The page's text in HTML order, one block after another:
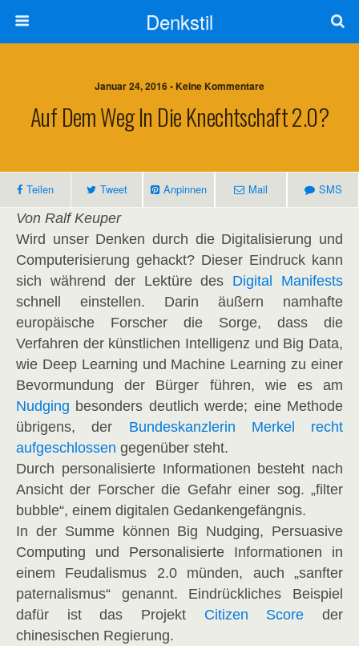
Denkstil
Januar 24, 2016 • Keine Kommentare
Auf Dem Weg In Die Knechtschaft 2.0?
Teilen Tweet Anpinnen Mail SMS
Von Ralf Keuper
Wird unser Denken durch die Digitalisierung und
Computerisierung gehackt? Dieser Eindruck kann
sich während der Lektüre des Digital Manifests
schnell einstellen. Darin äußern namhafte
europäische Forscher die Sorge, dass die
Verfahren der künstlichen Intelligenz und Big Data,
wie Deep Learning und Machine Learning zu einer
Bevormundung der Bürger führen, wie es am
Nudging besonders deutlich werde; eine Methode
übrigens, der Bundeskanzlerin Merkel recht
aufgeschlossen gegenüber steht.
Durch personalisierte Informationen besteht nach
Ansicht der Forscher die Gefahr einer sog. „filter
bubble“, einem digitalen Gedankengefängnis.
In der Summe können Big Nudging, Persuasive
Computing und Personalisierte Informationen in
einem Feudalismus 2.0 münden, auch „sanfter
paternalismus“ genannt. Eindrückliches Beispiel
dafür ist das Projekt Citizen Score der
chinesischen Regierung.